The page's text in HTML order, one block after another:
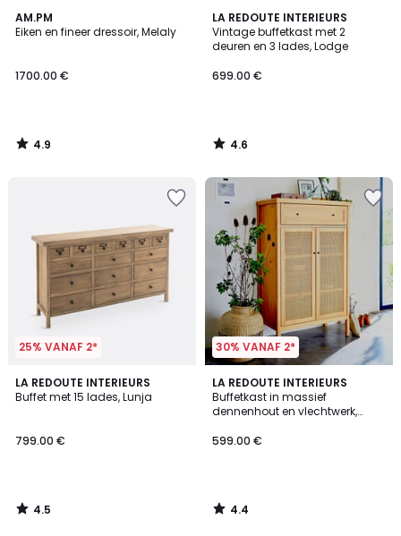
AM.PM
Eiken en fineer dressoir, Melaly
1700.00 €
4.9
/ 5
4.9
/
LA REDOUTE INTERIEURS
Vintage buffetkast met 2
deuren en 3 lades, Lodge
699.00 €
4.6
/ 5
4.6
/
25% VANAF 2*
LA REDOUTE INTERIEURS
Buffet met 15 lades, Lunja
799.00 €
4.5
/ 5
4.5
/
30% VANAF 2*
LA REDOUTE INTERIEURS
Buffetkast in massief
dennenhout en vlechtwerk,
599.00 €
4.4
/ 5
4.4
/